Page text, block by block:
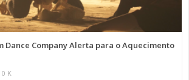
Dance Company Alerta para o Aquecimento
0 K